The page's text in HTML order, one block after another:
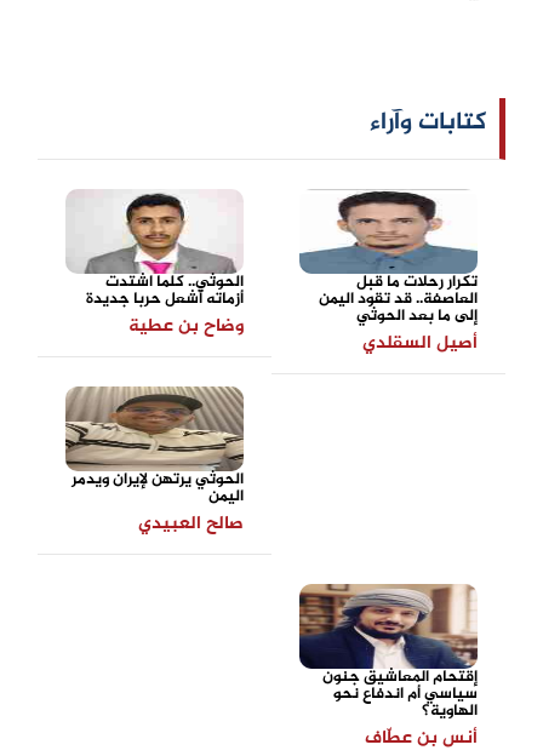
كتابات وآراء
تكرار رحلات ما قبل
العاصفة.. قد تقود اليمن
إلى ما بعد الحوثي
أصيل السقلدي
الحوثي.. كلما اشتدت
أزماته أشعل حربا جديدة
وضاح بن عطية
الحوثي يرتهن لإيران ويدمر
اليمن
صالح العبيدي
إقتحام المعاشيق جنون
سياسي أم اندفاع نحو
الهاوية؟
أنس بن عطّاف